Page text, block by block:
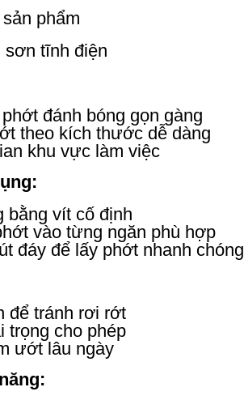
phẩm
sơn tĩnh điện
đánh bóng gọn gàng
theo kích thước dễ dàng
khu vực làm việc
bằng vít cố định
vào từng ngăn phù hợp
đáy để lấy phớt nhanh chóng
để tránh rơi rớt
trọng cho phép
ướt lâu ngày